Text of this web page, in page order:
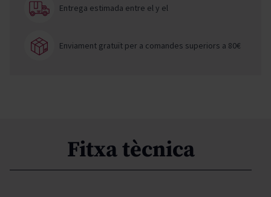
Entrega estimada entre ely el
Enviament gratuït per a comandes superiors a 80€
Fitxa tècnica